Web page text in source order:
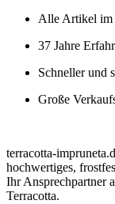
Alle Artikel im
37 Jahre
Schneller und
Große
terracotta-
hochwertiges,
Ihr Ansprechpartner
Terracotta.